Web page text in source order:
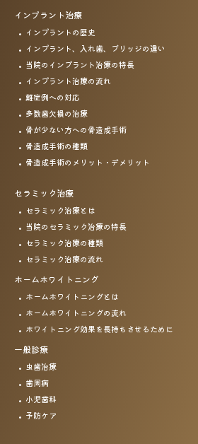
インプラント治療
インプラントの歴史
インプラント、入れ歯、
ブリッジの違い
当院のインプラント治療の特長
インプラント治療の流れ
難症例への対応
多数歯欠損の治療
骨が少ない方への骨造成手術
骨造成手術の種類
骨造成手術のメリット・ デメリット
セラミック治療
セラミック治療とは
当院のセラミック治療の特長
セラミック治療の種類
セラミック治療の流れ
ホームホワイトニング
ホームホワイトニングとは
ホームホワイトニングの流れ
ホワイトニング効果を長持ちさせるために
一般診療
虫歯治療
歯周病
小児歯科
予防ケア